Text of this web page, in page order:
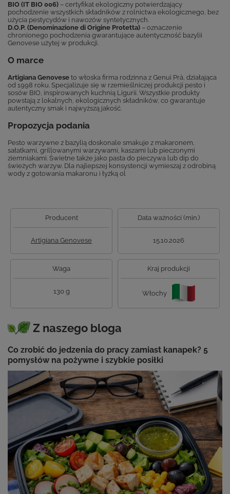
BIO (IT BIO 006) – certyfikat ekologiczny potwierdzający
pochodzenie wszystkich składników z rolnictwa ekologicznego, bez
użycia pestycydów i nawozów syntetycznych.
D.O.P. (Denominazione di Origine Protetta) – oznaczenie
chronionego pochodzenia gwarantujące autentyczność bazylii
Genovese użytej w produkcji.
O marce
Artigiana Genovese to włoska firma rodzinna z Genui Prà, działająca
od 1998 roku. Specjalizuje się w rzemieślniczej produkcji pesto i
sosów BIO, inspirowanych kuchnią Ligurii. Wszystkie produkty
powstają z lokalnych, ekologicznych składników, co gwarantuje
autentyczny smak i najwyższą jakość.
Propozycja podania
Pesto warzywne z bazylią doskonale smakuje z makaronem,
sałatkami, grillowanymi warzywami, kaszami lub pieczonymi
ziemniakami. Świetne także jako pasta do pieczywa lub dip do
świeżych warzyw. Dla najlepszej konsystencji wymieszaj z odrobiną
wody z gotowania makaronu i łyżką ol
Producent
Artigiana Genovese
Data ważności (min.)
15.10.2026
Waga
130 g
Kraj produkcji
Włochy
Z naszego bloga
Co zrobić do jedzenia do pracy zamiast kanapek? 5
pomysłów na pożywne i szybkie posiłki